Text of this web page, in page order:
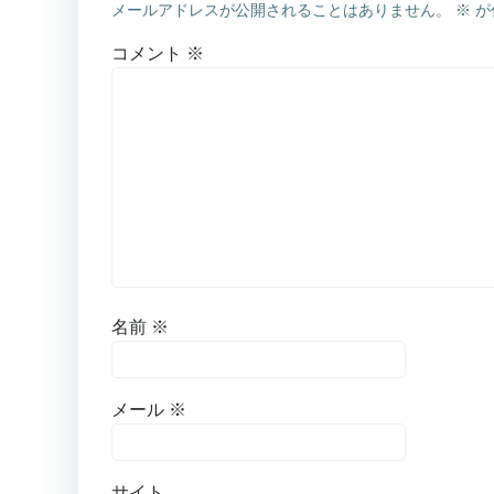
メールアドレスが公開されることはありません。 ※
コメント ※
名前 ※
メール ※